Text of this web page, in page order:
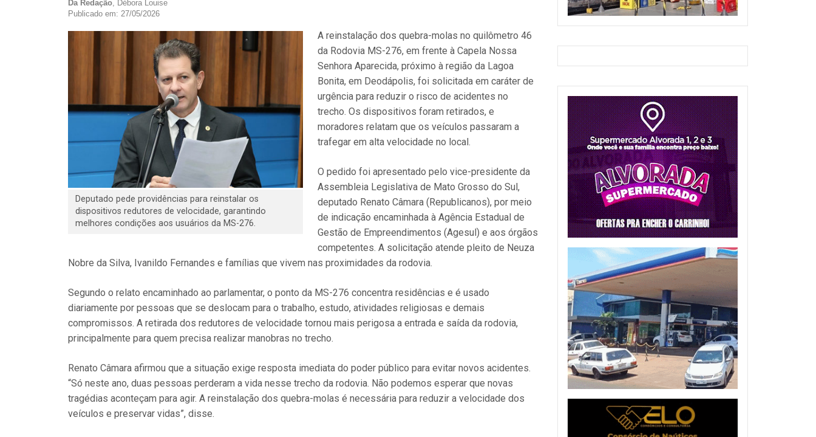
Da Redação, Débora Louise
Publicado em: 27/05/2026
Deputado pede providências para reinstalar os
dispositivos redutores de velocidade, garantindo
melhores condições aos usuários da MS-276.
A reinstalação dos quebra-molas no quilômetro 46
da Rodovia MS-276, em frente à Capela Nossa
Senhora Aparecida, próximo à região da Lagoa
Bonita, em Deodápolis, foi solicitada em caráter de
urgência para reduzir o risco de acidentes no
trecho. Os dispositivos foram retirados, e
moradores relatam que os veículos passaram a
trafegar em alta velocidade no local.
O pedido foi apresentado pelo vice-presidente da
Assembleia Legislativa de Mato Grosso do Sul,
deputado Renato Câmara (Republicanos), por meio
de indicação encaminhada à Agência Estadual de
Gestão de Empreendimentos (Agesul) e aos órgãos
competentes. A solicitação atende pleito de Neuza
Nobre da Silva, Ivanildo Fernandes e famílias que vivem nas proximidades da rodovia.
Segundo o relato encaminhado ao parlamentar, o ponto da MS-276 concentra residências e é usado
diariamente por pessoas que se deslocam para o trabalho, estudo, atividades religiosas e demais
compromissos. A retirada dos redutores de velocidade tornou mais perigosa a entrada e saída da rodovia,
principalmente para quem precisa realizar manobras no trecho.
Renato Câmara afirmou que a situação exige resposta imediata do poder público para evitar novos acidentes.
“Só neste ano, duas pessoas perderam a vida nesse trecho da rodovia. Não podemos esperar que novas
tragédias aconteçam para agir. A reinstalação dos quebra-molas é necessária para reduzir a velocidade dos
veículos e preservar vidas”, disse.